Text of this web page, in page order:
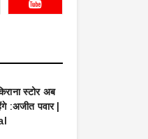
स्टोर अब
पवार |